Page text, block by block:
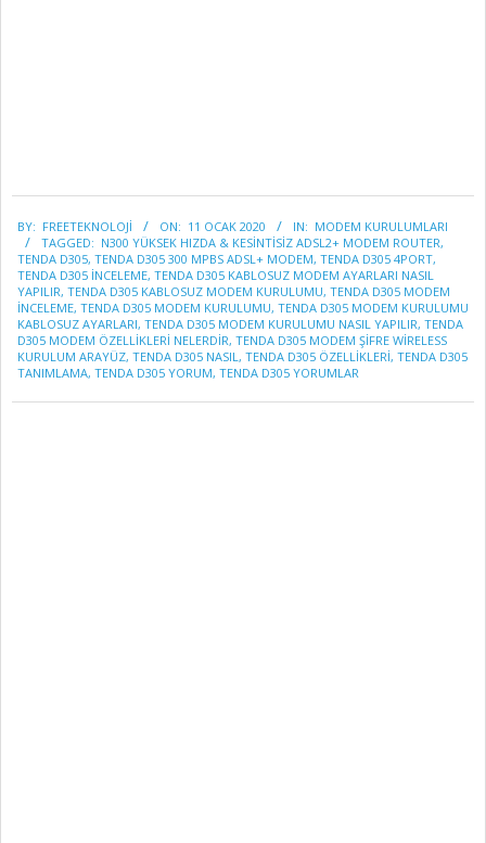
01-
11
BY: FREETEKNOLOJI ON: 11 OCAK 2020 IN: MODEM KURULUMLARI
TAGGED: N300 YÜKSEK HIZDA & KESINTISIZ ADSL2+ MODEM ROUTER,
TENDA D305, TENDA D305 300 MPBS ADSL+ MODEM, TENDA D305 4PORT,
TENDA D305 INCELEME, TENDA D305 KABLOSUZ MODEM AYARLARI NASIL
YAPILIR, TENDA D305 KABLOSUZ MODEM KURULUMU, TENDA D305 MODEM
INCELEME, TENDA D305 MODEM KURULUMU, TENDA D305 MODEM KURULUMU
KABLOSUZ AYARLARI, TENDA D305 MODEM KURULUMU NASIL YAPILIR, TENDA
D305 MODEM ÖZELLİKLERİ NELERDİR, TENDA D305 MODEM ŞIFRE WIRELESS
KURULUM ARAYÜZ, TENDA D305 NASIL , TENDA D305 ÖZELLIKLERI, TENDA D305
TANIMLAMA, TENDA D305 YORUM, TENDA D305 YORUMLAR